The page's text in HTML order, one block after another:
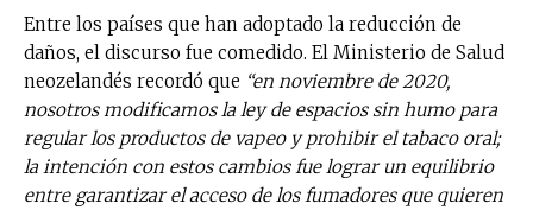
Entre los países que han adoptado la reducción de
daños, el discurso fue comedido. El Ministerio de Salud
neozelandés recordó que “en noviembre de 2020,
nosotros modificamos la ley de espacios sin humo para
regular los productos de vapeo y prohibir el tabaco oral;
la intención con estos cambios fue lograr un equilibrio
entre garantizar el acceso de los fumadores que quieren